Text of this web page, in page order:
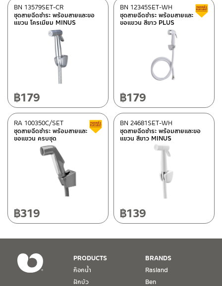
ชุดสายฉีดชำระ พร้อมสายและขอ
แขวน โครเมียม MINUS
BN 13579SET-CR
฿179
ชุดสายฉีดชำระ พร้อมสายและ
ขอแขวน สีขาว PLUS
BN 12345SET-WH
฿179
ชุดสายฉีดชำระ พร้อมสายและ
ขอแขวน ครบชุด
RA 100350C/SET สินค้าลดราคา เคลียร์สต็อก
฿319
ชุดสายฉีดชำระ พร้อมสายและขอ
แขวน สีขาว MINUS
BN 24681SET-WH
฿139
PRODUCTS
ก๊อกน้ำ
ฝักบัว
BRANDS
Rasland
Ben